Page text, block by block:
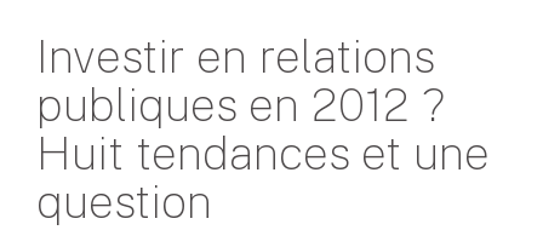
Investir en relations
publiques en 2012 ?
Huit tendances et une
question